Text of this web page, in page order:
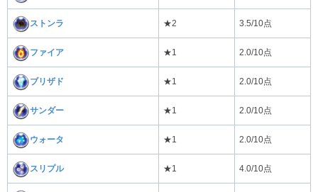
ストンラ ★2 3.5/10点
ファイア ★1 2.0/10点
ブリザド ★1 2.0/10点
サンダー ★1 2.0/10点
ウォータ ★1 2.0/10点
スリプル ★1 4.0/10点